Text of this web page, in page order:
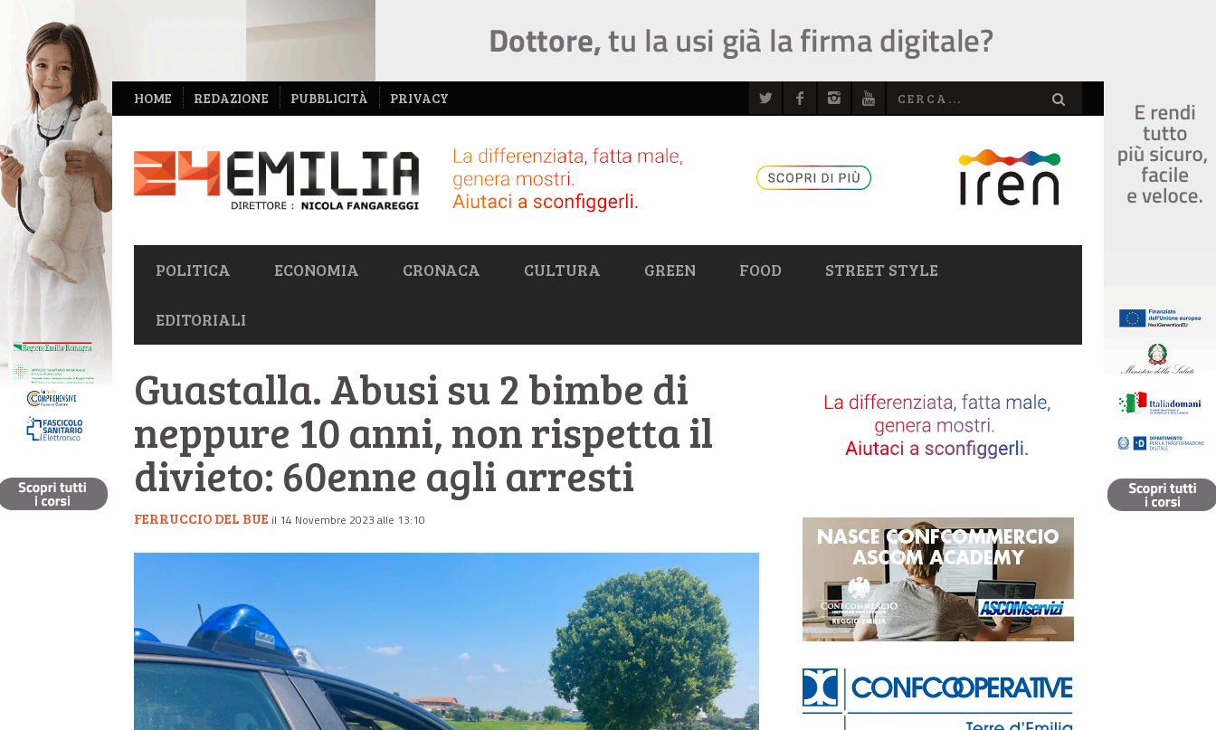
NAVIGAZIONE
SECONDARIA
HOME REDAZIONE PUBBLICITÀ PRIVACY
NAVIGAZIONE
PRIMARIA
POLITICA ECONOMIA CRONACA CULTURA GREEN FOOD STREET STYLE
EDITORIALI
Guastalla. Abusi su 2 bimbe di
neppure 10 anni, non rispetta il
divieto: 60enne agli arresti
FERRUCCIO DEL BUE il 14 Novembre 2023 alle 13:10